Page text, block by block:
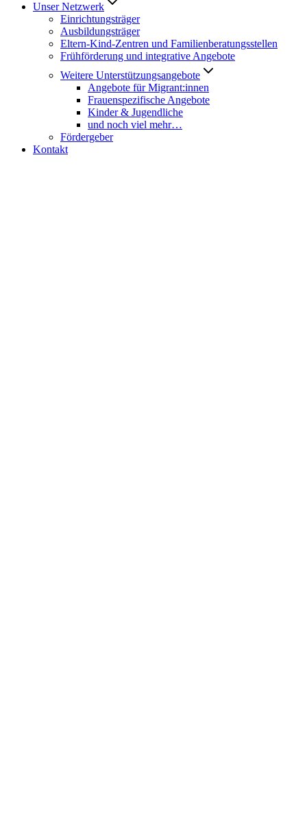
Unser Netzwerk
Einrichtungsträger
Ausbildungsträger
Eltern-Kind-Zentren und Familienberatungsstellen
Frühförderung und integrative Angebote
Weitere Unterstützungsangebote
Angebote für Migrant:innen
Frauenspezifische Angebote
Kinder & Jugendliche
und noch viel mehr…
Fördergeber
Kontakt